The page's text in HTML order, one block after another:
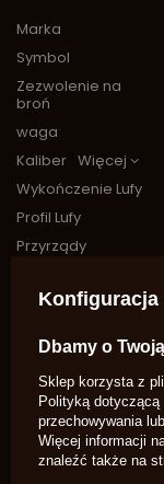
Marka
Symbol
Zezwolenie na
broń
waga
Kaliber Więcej
Wykończenie Lufy
Profil Lufy
Przyrządy
Przyśpiesznik
skok gwintu
Rozmiar
Kapiszona
Gwint Kominka
Typ zapłonu
Konfiguracja
Dbamy o
Sklep korzysta z
Polityką dotyczącą
przechowywania
Więcej informacji
znaleźć także na